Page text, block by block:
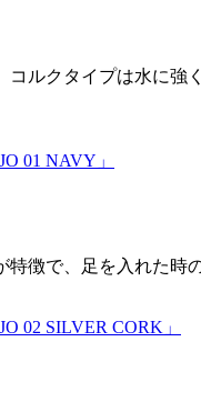
コルクタイプは水に
徴で、足を入れた時